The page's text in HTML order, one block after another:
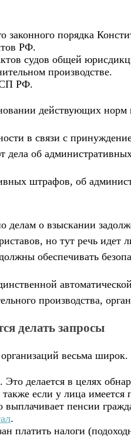
законного порядка
РФ.
судов общей
производстве.
РФ.
действующих
в связи с
об
штрафов, об
делам о взыскании
но тут речь
обеспечивать
производства,
делать запросы
весьма
делается в целях
если у лица
пенсии
.
платить налоги